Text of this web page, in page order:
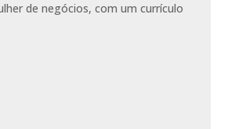
de negócios, com um currículo